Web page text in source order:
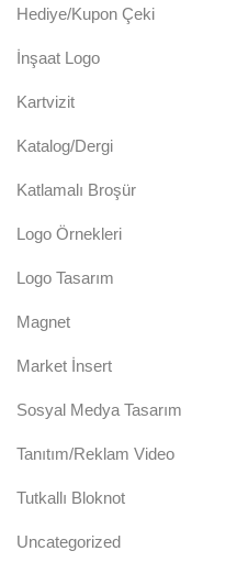
Hediye/Kupon Çeki
İnşaat Logo
Kartvizit
Katalog/Dergi
Katlamalı Broşür
Logo Örnekleri
Logo Tasarım
Magnet
Market İnsert
Sosyal Medya Tasarım
Tanıtım/Reklam Video
Tutkallı Bloknot
Uncategorized